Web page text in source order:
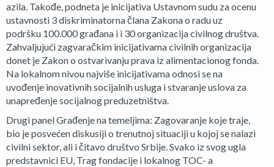
azila. Takođe, podneta je inicijativa Ustavnom sudu za ocenu
ustavnosti 3 diskriminatorna člana Zakona o radu uz
podršku 100.000 građana i i 30 organizacija civilnog društva.
Zahvaljujući zagvaračkim inicijativama civilnih organizacija
donet je Zakon o ostvarivanju prava iz alimentacionog fonda.
Na lokalnom nivou najviše inicijativama odnosi se na
uvođenje inovativnih socijalnih usluga i stvaranje uslova za
unapređenje socijalnog preduzetništva.
Drugi panel Građenje na temeljima: Zagovaranje koje traje,
bio je posvećen diskusiji o trenutnoj situaciji u kojoj se nalazi
civilni sektor, ali i čitavo društvo Srbije. Svako iz svog ugla
predstavnici EU, Trag fondacije i lokalnog TOC- a